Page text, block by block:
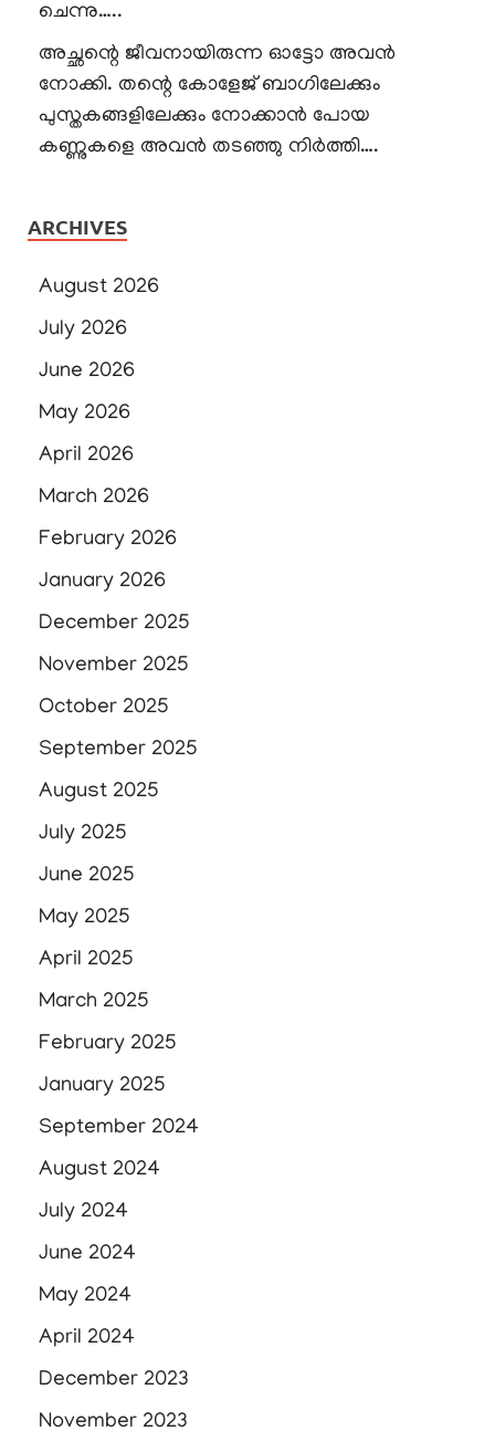
ചെന്നു…..
അച്ഛന്റെ ജീവനായിരുന്ന ഓട്ടോ അവൻ
നോക്കി. തന്റെ കോളേജ് ബാഗിലേക്കും
പുസ്തകങ്ങളിലേക്കും നോക്കാൻ പോയ
കണ്ണുകളെ അവൻ തടഞ്ഞു നിർത്തി….
ARCHIVES
August 2026
July 2026
June 2026
May 2026
April 2026
March 2026
February 2026
January 2026
December 2025
November 2025
October 2025
September 2025
August 2025
July 2025
June 2025
May 2025
April 2025
March 2025
February 2025
January 2025
September 2024
August 2024
July 2024
June 2024
May 2024
April 2024
December 2023
November 2023